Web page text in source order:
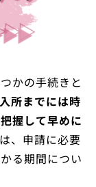
かの手続きと
入所までには時
握して早めに
、申請に必要
る期間につい